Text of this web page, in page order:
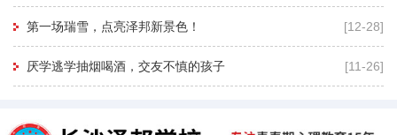
第一场瑞雪，点亮泽邦新景色！ [12-28]
厌学逃学抽烟喝酒，交友不慎的孩子 [11-26]